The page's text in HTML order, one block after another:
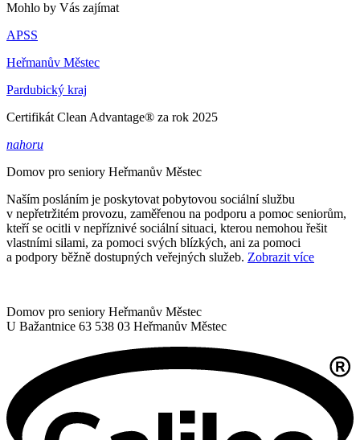
Mohlo by Vás zajímat
APSS
Heřmanův Městec
Pardubický kraj
Certifikát Clean Advantage® za rok 2025
nahoru
Domov pro seniory Heřmanův Městec
Naším posláním je poskytovat pobytovou sociální službu
v nepřetržitém provozu, zaměřenou na podporu a pomoc seniorům,
kteří se ocitli v nepříznivé sociální situaci, kterou nemohou řešit
vlastními silami, za pomoci svých blízkých, ani za pomoci
a podpory běžně dostupných veřejných služeb. Zobrazit více
Domov pro seniory Heřmanův Městec
U Bažantnice 63 538 03 Heřmanův Městec